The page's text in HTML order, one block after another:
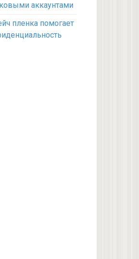
аккаунтами
пленка помогает